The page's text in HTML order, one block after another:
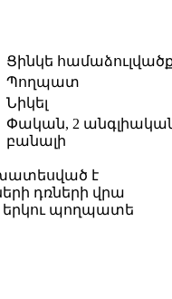
Ցինկե
Պողպատ
Նիկել
Փական, 2
բանալի
է
դռների վրա
երկու պողպատե